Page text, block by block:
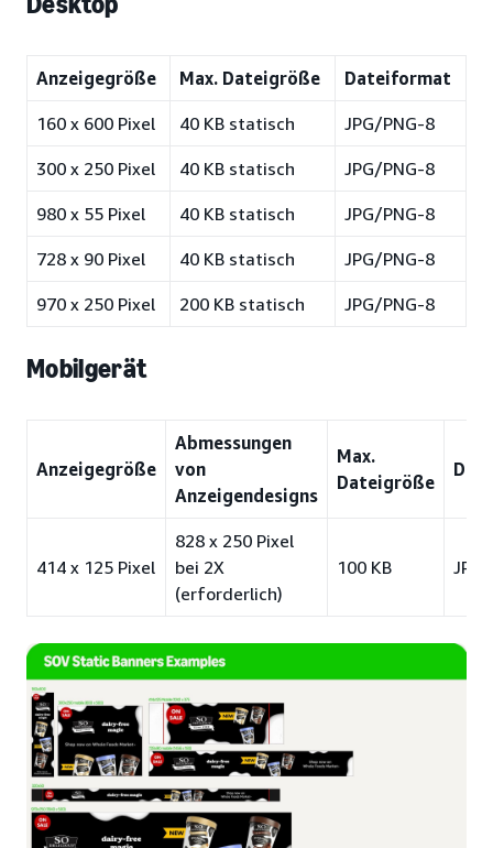
Anzeigegröße Max. Dateigröße Dateiformat
160 x 600 Pixel 40 KB statisch JPG/PNG-8
300 x 250 Pixel 40 KB statisch JPG/PNG-8
980 x 55 Pixel 40 KB statisch JPG/PNG-8
728 x 90 Pixel 40 KB statisch JPG/PNG-8
970 x 250 Pixel 200 KB statisch JPG/PNG-8
Mobilgerät
Anzeigegröße
Abmessungen
von
Anzeigendesigns
Max.
Dateigröße
414 x 125 Pixel
828 x 250 Pixel
bei 2X
(erforderlich)
100 KB